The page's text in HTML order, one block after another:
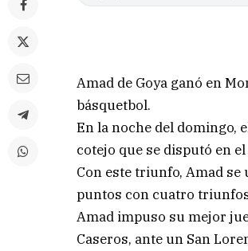
Amad de Goya ganó en
básquetbol.
En la noche del domingo,
cotejo que se disputó en
Con este triunfo, Amad se
puntos con cuatro
Amad impuso su mejor
Caseros, ante un San